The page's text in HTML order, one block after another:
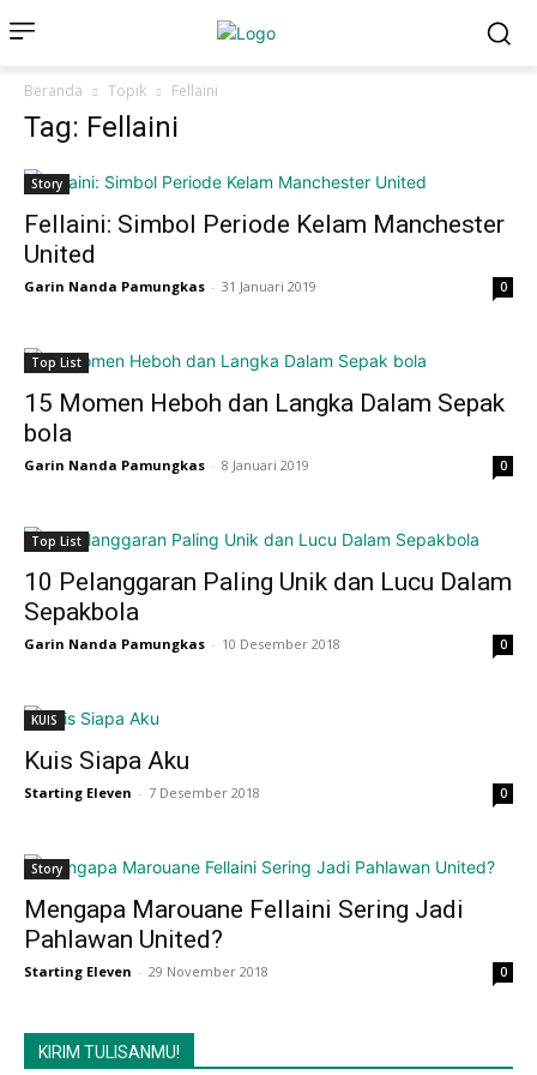
Beranda Topik Fellaini
Tag: Fellaini
Story
Fellaini: Simbol Periode Kelam Manchester
United
Garin Nanda Pamungkas - 31 Januari 2019 0
Top List
15 Momen Heboh dan Langka Dalam Sepak
bola
Garin Nanda Pamungkas - 8 Januari 2019 0
Top List
10 Pelanggaran Paling Unik dan Lucu Dalam
Sepakbola
Garin Nanda Pamungkas - 10 Desember 2018 0
KUIS
Kuis Siapa Aku
Starting Eleven - 7 Desember 2018 0
Story
Mengapa Marouane Fellaini Sering Jadi
Pahlawan United?
Starting Eleven - 29 November 2018 0
KIRIM TULISANMU!